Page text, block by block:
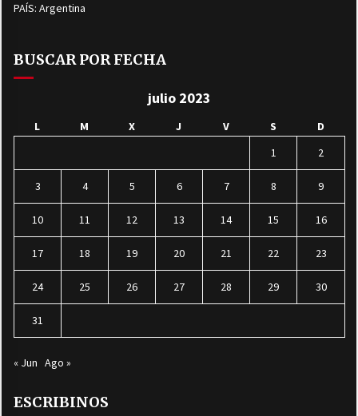
PAÍS: Argentina
BUSCAR POR FECHA
julio 2023
L M X J V S
D
1
2
3 4 5 6 7 8 9
10 11 12 13 14 15 16
17 18 19 20 21 22 23
24 25 26 27 28 29 30
31
« Jun Ago »
ESCRIBINOS